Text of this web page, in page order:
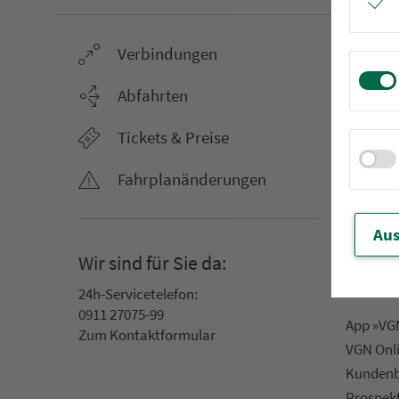
Ver­bin­dungen
Abfahrten
Tickets & Preise
Fahr­plan­ände­rungen
Wir sind für Sie da:
24h-Ser­vice­te­le­fon:
0911 27075-99
Zum Kon­taktformular
Netz
Rufbus
App
VGN